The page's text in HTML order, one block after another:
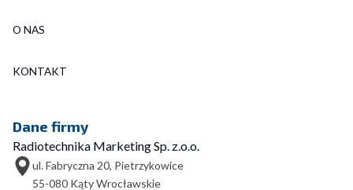
O NAS
KONTAKT
Dane firmy
Radiotechnika Marketing Sp. z.o.o.
ul. Fabryczna 20, Pietrzykowice
55-080 Kąty Wrocławskie